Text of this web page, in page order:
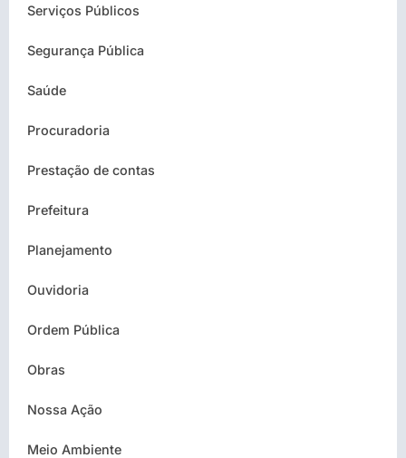
Serviços Públicos
Segurança Pública
Saúde
Procuradoria
Prestação de contas
Prefeitura
Planejamento
Ouvidoria
Ordem Pública
Obras
Nossa Ação
Meio Ambiente